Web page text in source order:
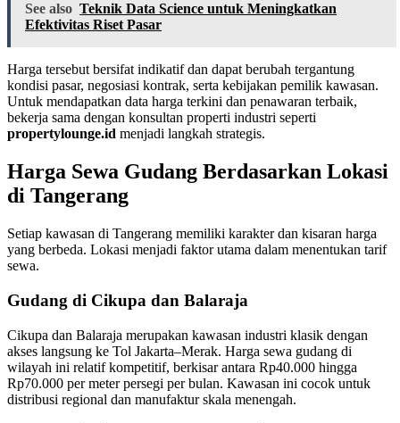
See also Teknik Data Science untuk Meningkatkan
Efektivitas Riset Pasar
Harga tersebut bersifat indikatif dan dapat berubah tergantung
kondisi pasar, negosiasi kontrak, serta kebijakan pemilik kawasan.
Untuk mendapatkan data harga terkini dan penawaran terbaik,
bekerja sama dengan konsultan properti industri seperti
propertylounge.id menjadi langkah strategis.
Harga Sewa Gudang Berdasarkan Lokasi
di Tangerang
Setiap kawasan di Tangerang memiliki karakter dan kisaran harga
yang berbeda. Lokasi menjadi faktor utama dalam menentukan tarif
sewa.
Gudang di Cikupa dan Balaraja
Cikupa dan Balaraja merupakan kawasan industri klasik dengan
akses langsung ke Tol Jakarta–Merak. Harga sewa gudang di
wilayah ini relatif kompetitif, berkisar antara Rp40.000 hingga
Rp70.000 per meter persegi per bulan. Kawasan ini cocok untuk
distribusi regional dan manufaktur skala menengah.